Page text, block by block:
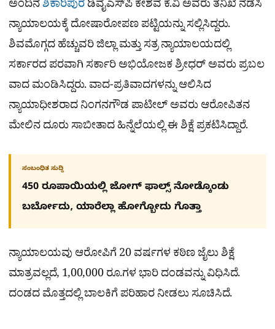
ಅಂದಿನಶಿಕಾರಿಪುರಡಿವೈಎಸ್‌ಪಿ ಕೇಶವ ಕೆ.ವಿ ಅವರು ತನಿಖೆ ನಡೆಸಿ
ನ್ಯಾಯಾಲಯಕ್ಕೆ ದೋಷಾರೋಪಣ ಪಟ್ಟಿಯನ್ನು ಸಲ್ಲಿಸಿದ್ದರು.
ಶಿವಮೊಗ್ಗದ ಹೆಚ್ಚುವರಿ ಜಿಲ್ಲಾ ಮತ್ತು ಸತ್ರ ನ್ಯಾಯಾಲಯದಲ್ಲಿ
ಸರ್ಕಾರದ ಪರವಾಗಿ ಸರ್ಕಾರಿ ಅಭಿಯೋಜಕ ಶ್ರೀಧರ್ ಅವರು ಪ್ರಬಲ
ವಾದ ಮಂಡಿಸಿದ್ದರು. ವಾದ-ಪ್ರತಿವಾದಗಳನ್ನು ಆಲಿಸಿದ
ನ್ಯಾಯಾಧೀಶರಾದ ನಿಂಗನಗೌಡ ಪಾಟೀಲ್ ಅವರು ಆರೋಪಿತನ
ಮೇಲಿನ ದೂರು ಸಾಬೀತಾದ ಹಿನ್ನೆಲೆಯಲ್ಲಿ ಈ ಶಿಕ್ಷೆ ಪ್ರಕಟಿಸಿದ್ದಾರೆ.
ಸಂಬಂಧಿತ ಸುದ್ದಿ
450 ರೂಪಾಯಿಯಲ್ಲಿ ಜೋಗ್​ ಫಾಲ್ಸ್​ ನೋಡ್ಕೊಂಡು
ಬರ್ಬೋದು, ಯಾರೆಲ್ಲಾ ಹೋಗ್ಬೋದು ಗೊತ್ತಾ
ನ್ಯಾಯಾಲಯವು ಆರೋಪಿಗೆ 20 ವರ್ಷಗಳ ಕಠಿಣ ಜೈಲು ಶಿಕ್ಷೆ
ಮಾತ್ರವಲ್ಲದೆ, 1,00,000 ರೂ.ಗಳ ಭಾರಿ ದಂಡವನ್ನು ವಿಧಿಸಿದೆ.
ದಂಡದ ಮೊತ್ತದಲ್ಲಿ ಬಾಲಕಿಗೆ ಪರಿಹಾರ ನೀಡಲು ಸೂಚಿಸಿದೆ.